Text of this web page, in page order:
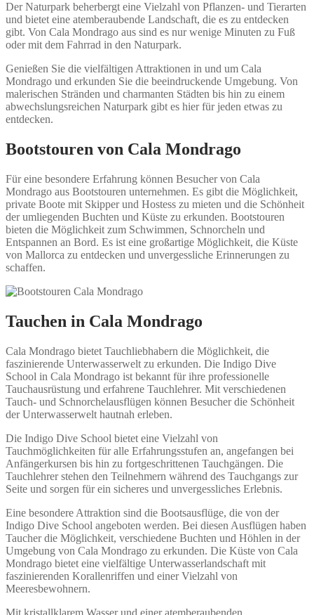
Der Naturpark beherbergt eine Vielzahl von Pflanzen- und Tierarten
und bietet eine atemberaubende Landschaft, die es zu entdecken
gibt. Von Cala Mondrago aus sind es nur wenige Minuten zu Fuß
oder mit dem Fahrrad in den Naturpark.
Genießen Sie die vielfältigen Attraktionen in und um Cala
Mondrago und erkunden Sie die beeindruckende Umgebung. Von
malerischen Stränden und charmanten Städten bis hin zu einem
abwechslungsreichen Naturpark gibt es hier für jeden etwas zu
entdecken.
Bootstouren von Cala Mondrago
Für eine besondere Erfahrung können Besucher von Cala
Mondrago aus Bootstouren unternehmen. Es gibt die Möglichkeit,
private Boote mit Skipper und Hostess zu mieten und die Schönheit
der umliegenden Buchten und Küste zu erkunden. Bootstouren
bieten die Möglichkeit zum Schwimmen, Schnorcheln und
Entspannen an Bord. Es ist eine großartige Möglichkeit, die Küste
von Mallorca zu entdecken und unvergessliche Erinnerungen zu
schaffen.
Tauchen in Cala Mondrago
Cala Mondrago bietet Tauchliebhabern die Möglichkeit, die
faszinierende Unterwasserwelt zu erkunden. Die Indigo Dive
School in Cala Mondrago ist bekannt für ihre professionelle
Tauchausrüstung und erfahrene Tauchlehrer. Mit verschiedenen
Tauch- und Schnorchelausflügen können Besucher die Schönheit
der Unterwasserwelt hautnah erleben.
Die Indigo Dive School bietet eine Vielzahl von
Tauchmöglichkeiten für alle Erfahrungsstufen an, angefangen bei
Anfängerkursen bis hin zu fortgeschrittenen Tauchgängen. Die
Tauchlehrer stehen den Teilnehmern während des Tauchgangs zur
Seite und sorgen für ein sicheres und unvergessliches Erlebnis.
Eine besondere Attraktion sind die Bootsausflüge, die von der
Indigo Dive School angeboten werden. Bei diesen Ausflügen haben
Taucher die Möglichkeit, verschiedene Buchten und Höhlen in der
Umgebung von Cala Mondrago zu erkunden. Die Küste von Cala
Mondrago bietet eine vielfältige Unterwasserlandschaft mit
faszinierenden Korallenriffen und einer Vielzahl von
Meeresbewohnern.
Mit kristallklarem Wasser und einer atemberaubenden